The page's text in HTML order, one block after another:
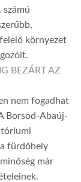
számú
környezet
BEZÁRT AZ
nem fogadhat
Borsod-Abaúj-
fürdőhely
már